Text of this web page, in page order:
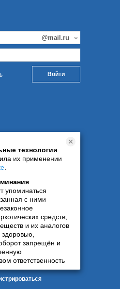
технологии
их применении
упоминаться
с ними
средств,
и их аналогов
запрещён и
ответственность